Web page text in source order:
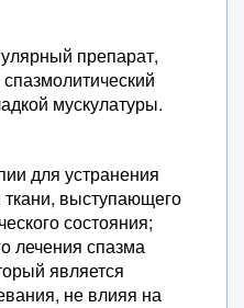
препарат,
мускулатуры.
для устранения
выступающего
состояния;
лечения спазма
является
не влияя на